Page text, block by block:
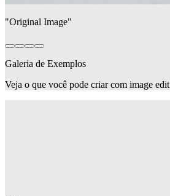
"Original Image"
Galeria de Exemplos
Veja o que você pode criar com image edit